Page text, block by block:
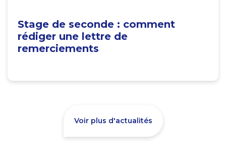
Stage de seconde : comment
rédiger une lettre de
remerciements
Voir plus d'actualités